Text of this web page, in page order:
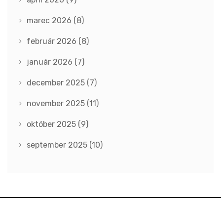
marec 2026 (8)
február 2026 (8)
január 2026 (7)
december 2025 (7)
november 2025 (11)
október 2025 (9)
september 2025 (10)